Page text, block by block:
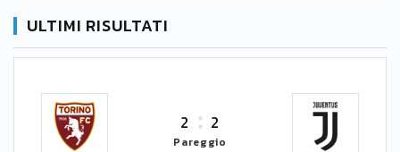
ULTIMI RISULTATI
2 2
Pareggio